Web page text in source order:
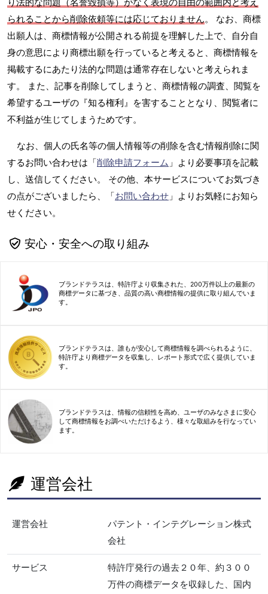
り法的な問題（名誉毀損等）がなく表現の自由の範囲内と考え
られることから削除依頼等には応じておりません。 なお、商標
出願人は、商標情報が公開される前提を理解した上で、自分自
身の意思により商標出願を行っていると考えると、商標情報を
掲載するにあたり法的な問題は通常存在しないと考えられま
す。 また、記事を削除してしまうと、商標情報の調査、閲覧を
希望するユーザの『知る権利』を害することとなり、閲覧者に
不利益が生じてしまうためです。
なお、個人の氏名等の個人情報等の削除を含む情報削除に関
するお問い合わせは「削除申請フォーム 」より必要事項を記載
し、送信してください。 その他、本サービスについてお気づき
の点がございましたら、「お問い合わせ 」よりお気軽にお知ら
せください。
安心・安全への取り組み
ブランドテラスは、特許庁より収集された、200万件以上の最新の
商標データに基づき、品質の高い商標情報の提供に取り組んでいま
す。
ブランドテラスは、誰もが安心して商標情報を調べられるように、
特許庁より商標データを収集し、レポート形式で広く提供していま
す。
ブランドテラスは、情報の信頼性を高め、ユーザのみなさまに安心
して商標情報をお調べいただけるよう、様々な取組みを行なってい
ます。
運営会社
運営会社
パテント・インテグレーション株式
会社
サービス
特許庁発行の過去２０年、約３００
万件の商標データを収録した、国内